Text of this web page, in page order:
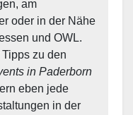
am
oder in der Nähe
und OWL.
zu den
in Paderborn
eben jede
in der